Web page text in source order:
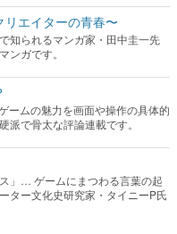
エイターの青春〜
知られるマンガ家・田中圭一先
ンガです。
ームの魅力を画面や操作の具体的
派で骨太な評論連載です。
」… ゲームにまつわる言葉の起
ター文化史研究家・タイニーP氏